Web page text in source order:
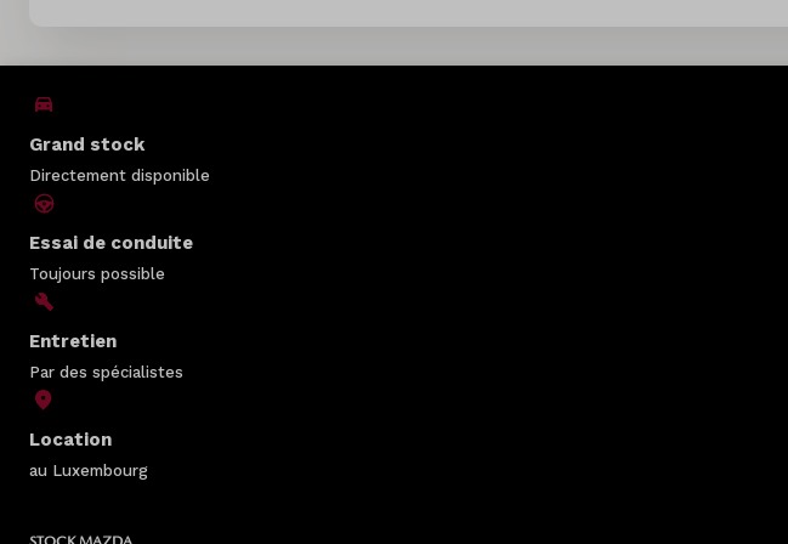
Grand stock
Directement disponible
Essai de conduite
Toujours possible
Entretien
Par des spécialistes
Location
au Luxembourg